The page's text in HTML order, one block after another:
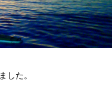
した。